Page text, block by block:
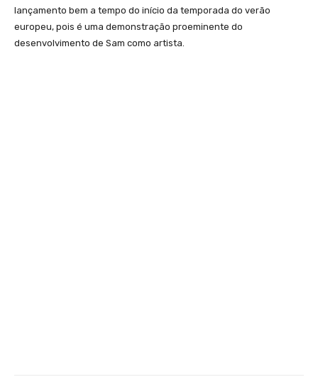
lançamento bem a tempo do início da temporada do verão
europeu, pois é uma demonstração proeminente do
desenvolvimento de Sam como artista.